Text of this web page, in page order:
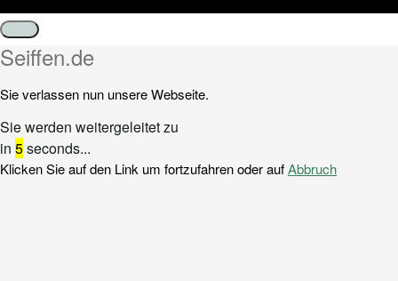
Schließen
Seiffen.de
Sie verlassen nun unsere Webseite.
Sie werden weitergeleitet zu
in 5seconds...
Klicken Sie auf den Link um fortzufahren oder aufAbbruch